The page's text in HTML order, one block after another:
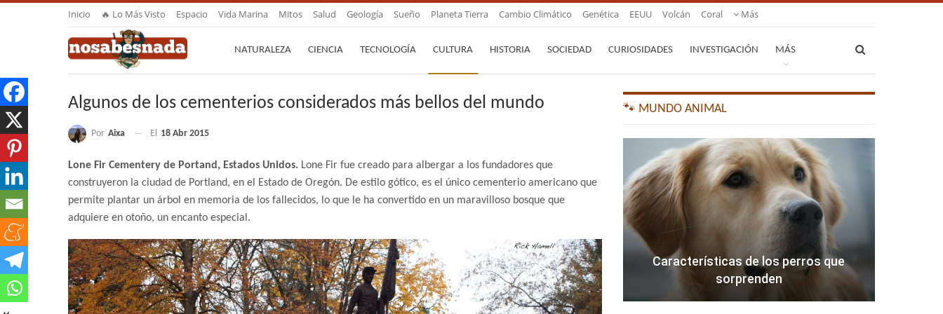
Inicio 🔥 Lo Más Visto Espacio Vida Marina Mitos Salud Geología Sueño Planeta Tierra Cambio Climático Genética EEUU Volcán Coral Más
NATURALEZA CIENCIA TECNOLOGÍA CULTURA HISTORIA SOCIEDAD CURIOSIDADES INVESTIGACIÓN MÁS
Algunos de los cementerios considerados más bellos del mundo
Por Aixa El 18 Abr 2015
Lone Fir Cementery de Portand, Estados Unidos. Lone Fir fue creado para albergar a los fundadores que
construyeron la ciudad de Portland, en el Estado de Oregón. De estilo gótico, es el único cementerio americano que
permite plantar un árbol en memoria de los fallecidos, lo que le ha convertido en un maravilloso bosque que
adquiere en otoño, un encanto especial.
🐾 MUNDO ANIMAL
Características de los perros que
sorprenden